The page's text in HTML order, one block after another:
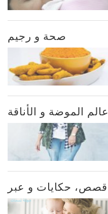
صحة و رجيم
عالم الموضة و الأناقة
قصص، حكايات و عبر